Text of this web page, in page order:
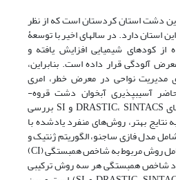
دشت استان کردستان است که از نظر
استان دارد. در سال‏های اخیر با توسعۀ
از کودهای شیمیایی افزایش یافته و
آلودگی قرار داده است. بنابراین،
مدیریت نواحی در معرض خطر، امری
آسیب‏پذیری آبخوان دشت قروه-
دهگلان با استفاده از روش‏های DRASTIC، SINTACS و SI ‌بررسی
بهتر، روش‌های منفرد یادشده با
مدل فازی ساجنو، الگوریتم ژنتیک و
نیز روش‌های ‌نظارت‌نشده شامل روش مربوط به شاخص همبستگی (CI)
شاخص همبستگی هر سه روش ترکیبی